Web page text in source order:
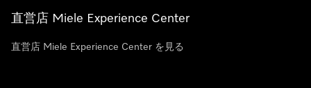
直営店 Miele Experience Center
直営店 Miele Experience Center を見る